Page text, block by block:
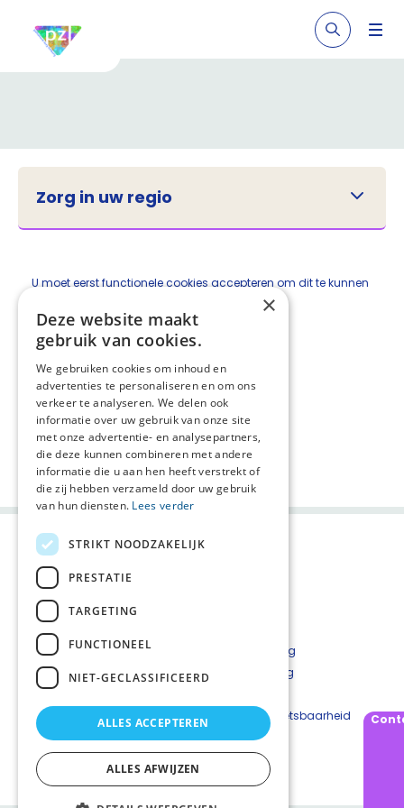
Zorg in uw regio
U moet eerstfunctionele cookies accepteren om dit te kunnen
Deel deze pagina:
Contact
Privacyverklaring
Cookieverklaring
Beveiligingskwetsbaarheid
melden
×
Deze website maakt
gebruik van cookies.
We gebruiken cookies om inhoud en
advertenties te personaliseren en om ons
verkeer te analyseren. We delen ook
informatie over uw gebruik van onze site
met onze advertentie- en analysepartners,
die deze kunnen combineren met andere
informatie die u aan hen heeft verstrekt of
die zij hebben verzameld door uw gebruik
van hun diensten. Lees verder
STRIKT NOODZAKELIJK
PRESTATIE
TARGETING
FUNCTIONEEL
NIET-GECLASSIFICEERD
ALLES ACCEPTEREN
ALLES AFWIJZEN